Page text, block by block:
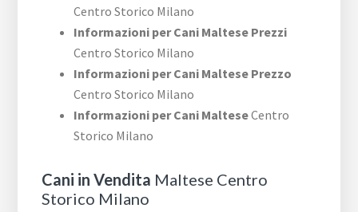
Centro Storico Milano
Informazioni per Cani Maltese Prezzi
Centro Storico Milano
Informazioni per Cani Maltese Prezzo
Centro Storico Milano
Informazioni per Cani MalteseCentro
Storico Milano
Cani in Vendita Maltese Centro
Storico Milano